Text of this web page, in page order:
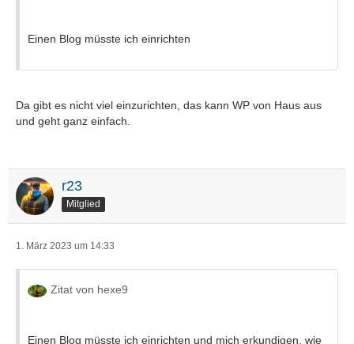
Einen Blog müsste ich einrichten
Da gibt es nicht viel einzurichten, das kann WP von Haus aus
und geht ganz einfach.
r23
Mitglied
1. März 2023 um 14:33
Zitat von hexe9
Einen Blog müsste ich einrichten und mich erkundigen, wie